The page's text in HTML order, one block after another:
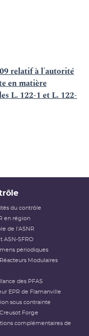
relatif à l'autorité
en matière
L. 122-1 et L. 122-
du contrôle
en région
de l'ASNR
ASN-SFRO
périodiques
Modulaires
des PFAS
EPR de Flamanville
sous contrainte
Forge
complémentaires de